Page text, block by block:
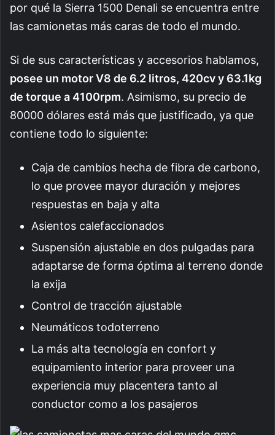
por qué la Sierra 1500 Denali se encuentra entre
las camionetas más caras de todo el mundo.
Si de sus características y accesorios hablamos,
posee un motor V8 de 6.2 litros, 420cv y 63.1kg
de torque a 4100rpm. Asimismo, su precio de
80000 dólares está más que justificado, ya que
contiene todo lo siguiente:
Caja de cambios hecha de fibra de carbono,
lo que provee mayor duración y mejores
respuestas en baja y alta
Asientos calefaccionados
Suspensión ajustable en dos pulgadas para
adaptarse de forma óptima al terreno donde
la exija
Control de tracción ajustable
Neumáticos todoterreno
La más alta tecnología en confort y
equipamiento interior para proveer una
experiencia muy placentera tanto al
conductor como a los pasajeros